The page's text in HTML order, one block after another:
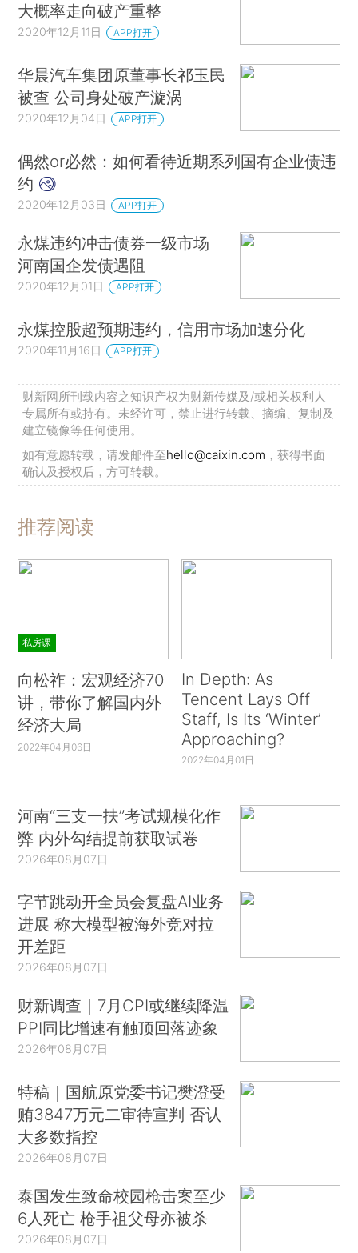
大概率走向破产重整
2020年12月11日 APP打开
华晨汽车集团原董事长祁玉民
被查 公司身处破产漩涡
2020年12月04日 APP打开
偶然or必然：如何看待近期系列国有企业债违
约
2020年12月03日 APP打开
永煤违约冲击债券一级市场
河南国企发债遇阻
2020年12月01日 APP打开
永煤控股超预期违约，信用市场加速分化
2020年11月16日 APP打开
财新网所刊载内容之知识产权为财新传媒及/或相关权利人
专属所有或持有。未经许可，禁止进行转载、摘编、复制及
建立镜像等任何使用。
如有意愿转载，请发邮件至hello@caixin.com ，获得书面
确认及授权后，方可转载。
推荐阅读
私房课
向松祚：宏观经济70
讲，带你了解国内外
经济大局
2022年04月06日
In Depth: As
Tencent Lays Off
Staff, Is Its ‘Winter’
Approaching?
2022年04月01日
河南“三支一扶”考试规模化作
弊 内外勾结提前获取试卷
2026年08月07日
字节跳动开全员会复盘AI业务
进展 称大模型被海外竞对拉
开差距
2026年08月07日
财新调查｜7月CPI或继续降温
PPI同比增速有触顶回落迹象
2026年08月07日
特稿｜国航原党委书记樊澄受
贿3847万元二审待宣判 否认
大多数指控
2026年08月07日
泰国发生致命校园枪击案至少
6人死亡 枪手祖父母亦被杀
2026年08月07日